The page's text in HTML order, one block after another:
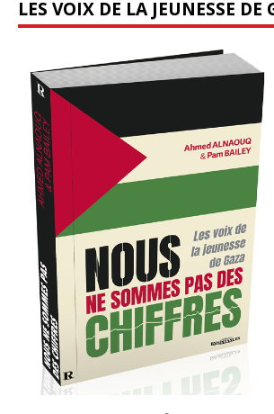
LES VOIX DE LA JEUNESSE DE